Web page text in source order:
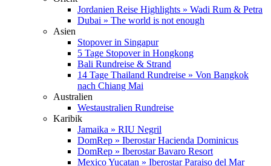
Jordanien Reise Highlights » Wadi Rum & Petra
Dubai » The world is not enough
Asien
Stopover in Singapur
5 Tage Stopover in Hongkong
Bali Rundreise & Strand
14 Tage Thailand Rundreise » Von Bangkok
nach Chiang Mai
Australien
Westaustralien Rundreise
Karibik
Jamaika » RIU Negril
DomRep » Iberostar Hacienda Dominicus
DomRep » Iberostar Bavaro Resort
Mexico Yucatan » Iberostar Paraiso del Mar